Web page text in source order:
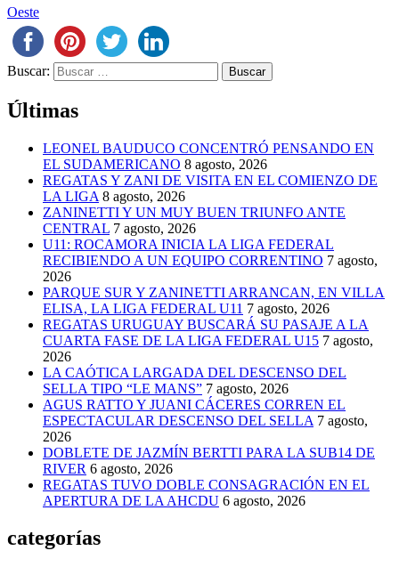
Oeste
Buscar:
Últimas
LEONEL BAUDUCO CONCENTRÓ PENSANDO EN
EL SUDAMERICANO 8 agosto, 2026
REGATAS Y ZANI DE VISITA EN EL COMIENZO DE
LA LIGA 8 agosto, 2026
ZANINETTI Y UN MUY BUEN TRIUNFO ANTE
CENTRAL 7 agosto, 2026
U11: ROCAMORA INICIA LA LIGA FEDERAL
RECIBIENDO A UN EQUIPO CORRENTINO 7 agosto,
2026
PARQUE SUR Y ZANINETTI ARRANCAN, EN VILLA
ELISA, LA LIGA FEDERAL U11 7 agosto, 2026
REGATAS URUGUAY BUSCARÁ SU PASAJE A LA
CUARTA FASE DE LA LIGA FEDERAL U15 7 agosto,
2026
LA CAÓTICA LARGADA DEL DESCENSO DEL
SELLA TIPO “LE MANS” 7 agosto, 2026
AGUS RATTO Y JUANI CÁCERES CORREN EL
ESPECTACULAR DESCENSO DEL SELLA 7 agosto,
2026
DOBLETE DE JAZMÍN BERTTI PARA LA SUB14 DE
RIVER 6 agosto, 2026
REGATAS TUVO DOBLE CONSAGRACIÓN EN EL
APERTURA DE LA AHCDU 6 agosto, 2026
categorías